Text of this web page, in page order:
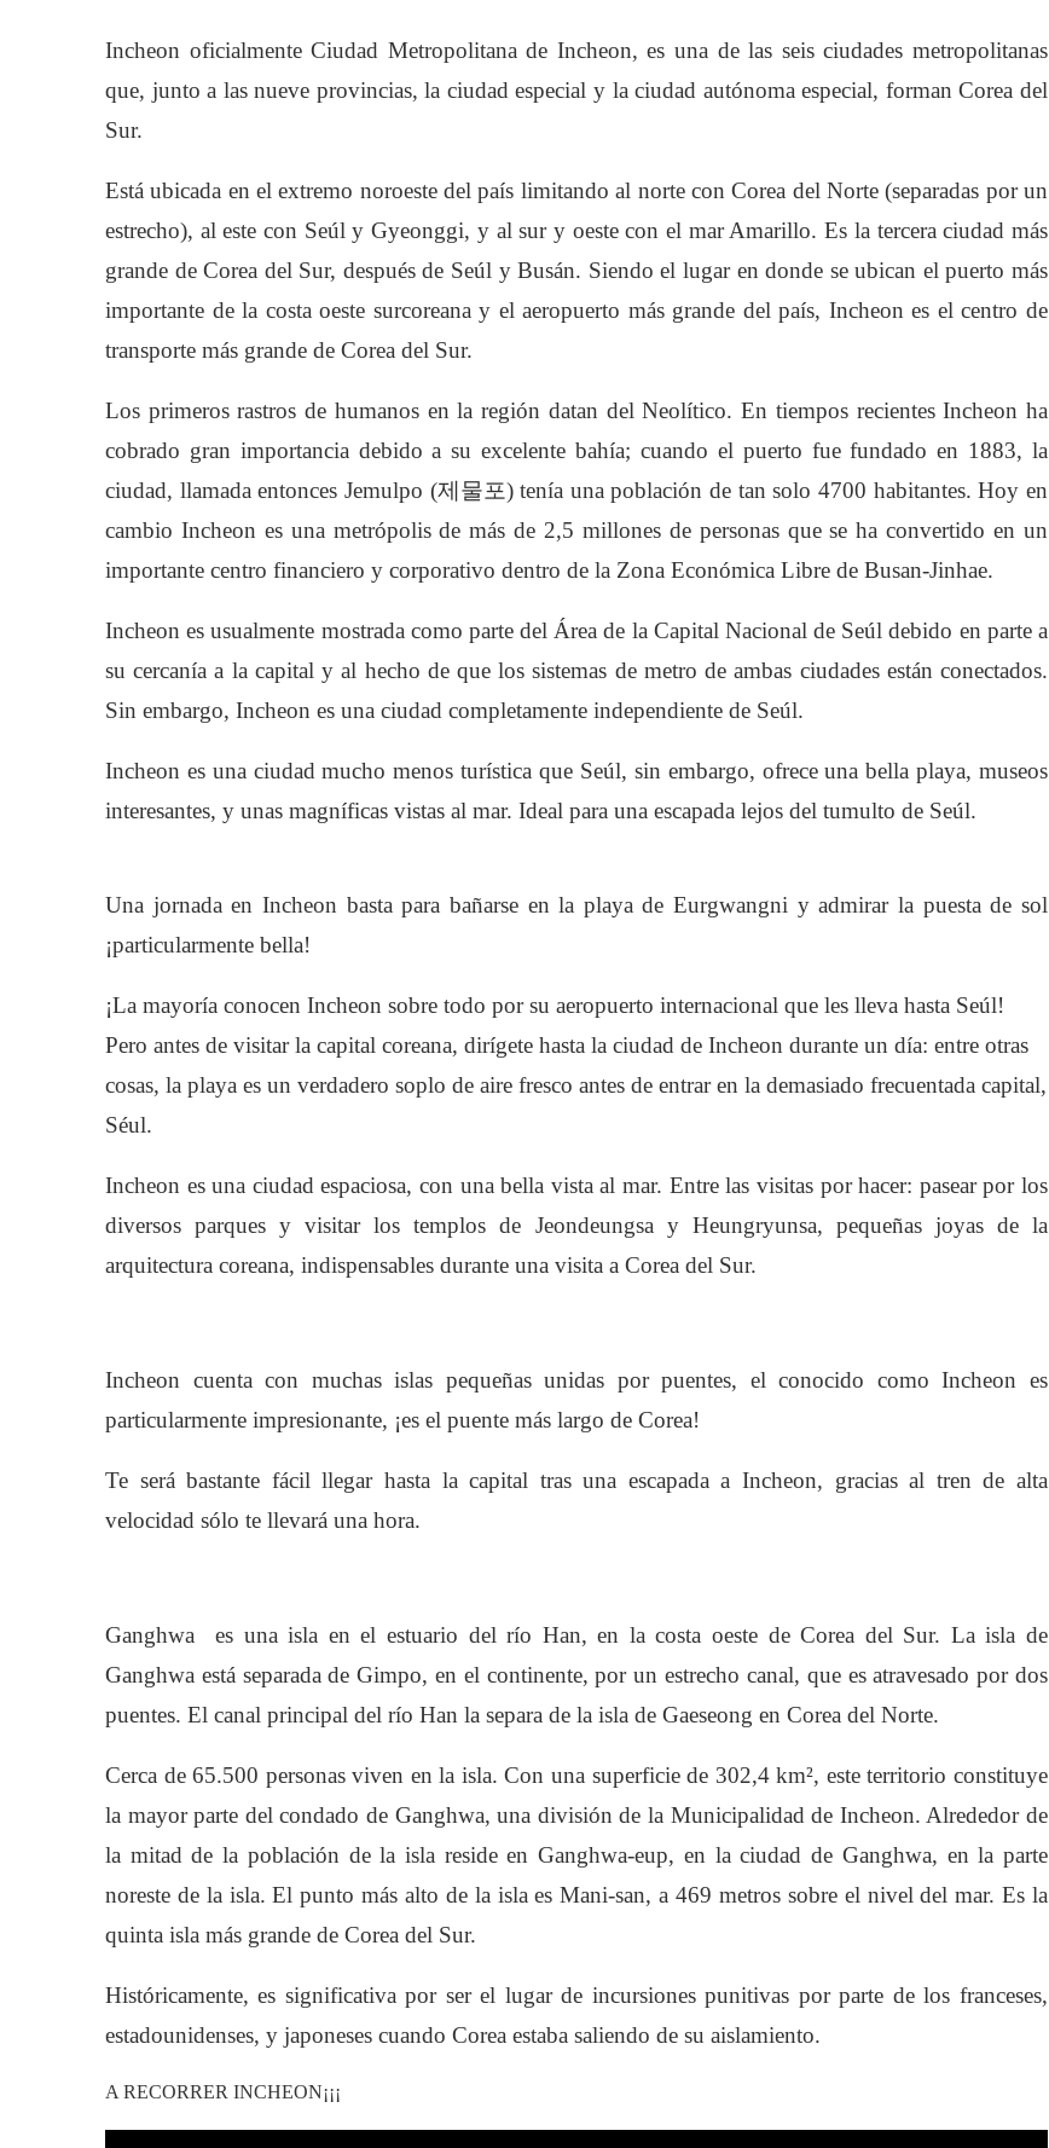
Incheon oficialmente Ciudad Metropolitana de Incheon, es una de las seis ciudades metropolitanas
que, junto a las nueve provincias, la ciudad especial y la ciudad autónoma especial, forman Corea del
Sur.
Está ubicada en el extremo noroeste del país limitando al norte con Corea del Norte (separadas por un
estrecho), al este con Seúl y Gyeonggi, y al sur y oeste con el mar Amarillo. Es la tercera ciudad más
grande de Corea del Sur, después de Seúl y Busán. Siendo el lugar en donde se ubican el puerto más
importante de la costa oeste surcoreana y el aeropuerto más grande del país, Incheon es el centro de
transporte más grande de Corea del Sur.
Los primeros rastros de humanos en la región datan del Neolítico. En tiempos recientes Incheon ha
cobrado gran importancia debido a su excelente bahía; cuando el puerto fue fundado en 1883, la
ciudad, llamada entonces Jemulpo (제물포) tenía una población de tan solo 4700 habitantes. Hoy en
cambio Incheon es una metrópolis de más de 2,5 millones de personas que se ha convertido en un
importante centro financiero y corporativo dentro de la Zona Económica Libre de Busan-Jinhae.
Incheon es usualmente mostrada como parte del Área de la Capital Nacional de Seúl debido en parte a
su cercanía a la capital y al hecho de que los sistemas de metro de ambas ciudades están conectados.
Sin embargo, Incheon es una ciudad completamente independiente de Seúl.
Incheon es una ciudad mucho menos turística que Seúl, sin embargo, ofrece una bella playa, museos
interesantes, y unas magníficas vistas al mar. Ideal para una escapada lejos del tumulto de Seúl.
Una jornada en Incheon basta para bañarse en la playa de Eurgwangni y admirar la puesta de sol
¡particularmente bella!
¡La mayoría conocen Incheon sobre todo por su aeropuerto internacional que les lleva hasta Seúl!
Pero antes de visitar la capital coreana, dirígete hasta la ciudad de Incheon durante un día: entre otras
cosas, la playa es un verdadero soplo de aire fresco antes de entrar en la demasiado frecuentada capital,
Séul.
Incheon es una ciudad espaciosa, con una bella vista al mar. Entre las visitas por hacer: pasear por los
diversos parques y visitar los templos de Jeondeungsa y Heungryunsa, pequeñas joyas de la
arquitectura coreana, indispensables durante una visita a Corea del Sur.
Incheon cuenta con muchas islas pequeñas unidas por puentes, el conocido como Incheon es
particularmente impresionante, ¡es el puente más largo de Corea!
Te será bastante fácil llegar hasta la capital tras una escapada a Incheon, gracias al tren de alta
velocidad sólo te llevará una hora.
Ganghwa es una isla en el estuario del río Han, en la costa oeste de Corea del Sur. La isla de
Ganghwa está separada de Gimpo, en el continente, por un estrecho canal, que es atravesado por dos
puentes. El canal principal del río Han la separa de la isla de Gaeseong en Corea del Norte.
Cerca de 65.500 personas viven en la isla. Con una superficie de 302,4 km², este territorio constituye
la mayor parte del condado de Ganghwa, una división de la Municipalidad de Incheon. Alrededor de
la mitad de la población de la isla reside en Ganghwa-eup, en la ciudad de Ganghwa, en la parte
noreste de la isla. El punto más alto de la isla es Mani-san, a 469 metros sobre el nivel del mar. Es la
quinta isla más grande de Corea del Sur.
Históricamente, es significativa por ser el lugar de incursiones punitivas por parte de los franceses,
estadounidenses, y japoneses cuando Corea estaba saliendo de su aislamiento.
A RECORRER INCHEON¡¡¡